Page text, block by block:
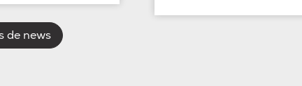
de news